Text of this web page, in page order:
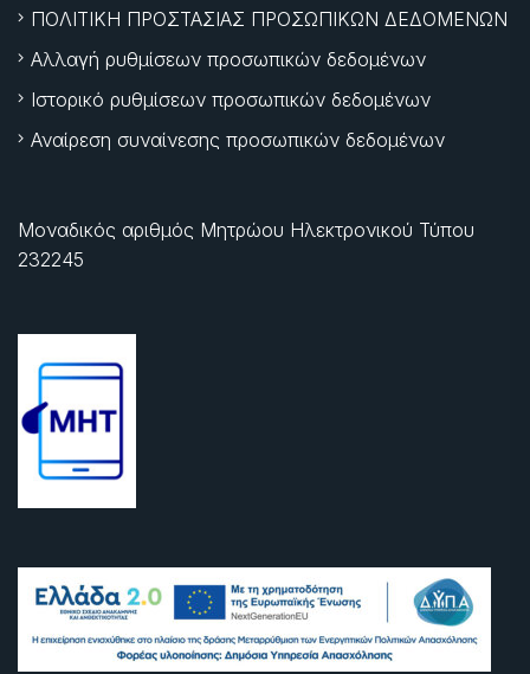
ΠΟΛΙΤΙΚΗ ΠΡΟΣΤΑΣΙΑΣ ΠΡΟΣΩΠΙΚΩΝ ΔΕΔΟΜΕΝΩΝ
Αλλαγή ρυθμίσεων προσωπικών δεδομένων
Ιστορικό ρυθμίσεων προσωπικών δεδομένων
Αναίρεση συναίνεσης προσωπικών δεδομένων
Μοναδικός αριθμός Μητρώου Ηλεκτρονικού Τύπου
232245